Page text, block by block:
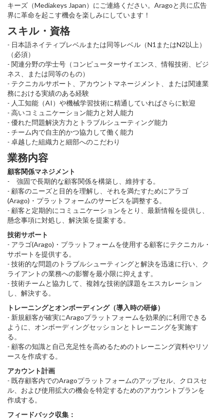
キーズ（Mediakeys Japan）にご連絡ください。Aragoと共に広告
界に革命を起こす機会を楽しみにしています！
スキル・資格
- 日本語ネイティブレベルまたは同等レベル（N1またはN2以上）
（必須）
- 関連分野の学士号（コンピューターサイエンス、情報技術、ビジ
ネス、または同等のもの）
- テクニカルサポート、アカウントマネージメント、または関連業
務における実績のある経験
- 人工知能（AI）や機械学習技術に精通していればさらに歓迎
- 高いコミュニケーション能力と対人能力
- 優れた問題解決方力とトラブルシューティング能力
- チーム内で自主的かつ協力して働く能力
- 卓越した組織力と細部へのこだわり
業務内容
顧客関係マネジメント
- 強固で長期的な顧客関係を構築し、維持する。
- 顧客のニーズと目的を理解し、それを満たすためにアラゴ
(Arago)・プラットフォームのサービスを調整する。
- 顧客と定期的にコミュニケーションをとり、最新情報を提供し、
懸念事項に対処し、解決策を提案する。
技術サポート
- アラゴ(Arago)・プラットフォームを使用する顧客にテクニカル・
サポートを提供する。
- 技術的な問題のトラブルシューティングと解決を迅速に行い、ク
ライアントの業務への影響を最小限に抑えます。
- 技術チームと協力して、複雑な技術的課題をエスカレーション
し、解決する。
トレーニングとオンボーディング（導入時の研修）
- 新規顧客が確実にAragoプラットフォームを効果的に利用できる
ように、オンボーディングセッションとトレーニングを実施す
る。
- 顧客の知識と自己充足性を高めるためのトレーニング資料やリソ
ースを作成する。
アカウント計画
- 既存顧客内でのAragoプラットフォームのアップセル、クロスセ
ル、および使用拡大の機会を特定するためのアカウントプランを
作成する。
フィードバック収集：